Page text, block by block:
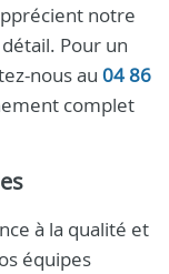
notre
Pour un
nous au 04 86
complet
à la qualité et
équipes